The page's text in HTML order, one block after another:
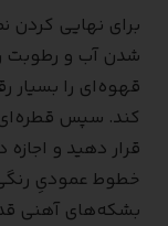
برای نهایی کردن
شدن آب و رطوبت
قهوه‌ای را بسیار
کند. سپس قطره‌ای
قرار دهید و
خطوط عمودیِ
بشکه‌های آهنی